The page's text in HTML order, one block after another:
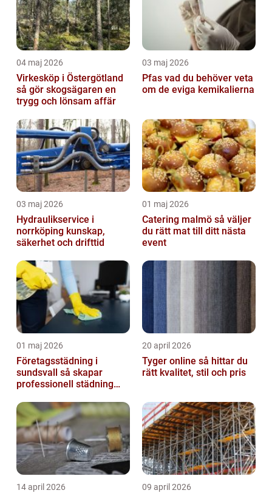
04 maj 2026
Virkesköp i Östergötland
så gör skogsägaren en
trygg och lönsam affär
03 maj 2026
Pfas vad du behöver veta
om de eviga kemikalierna
03 maj 2026
Hydraulikservice i
norrköping kunskap,
säkerhet och drifttid
01 maj 2026
Catering malmö så väljer
du rätt mat till ditt nästa
event
01 maj 2026
Företagsstädning i
sundsvall så skapar
professionell städning
starkare varum...
20 april 2026
Tyger online så hittar du
rätt kvalitet, stil och pris
14 april 2026 09 april 2026